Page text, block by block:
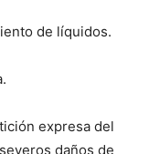
de líquidos.
expresa del
daños de